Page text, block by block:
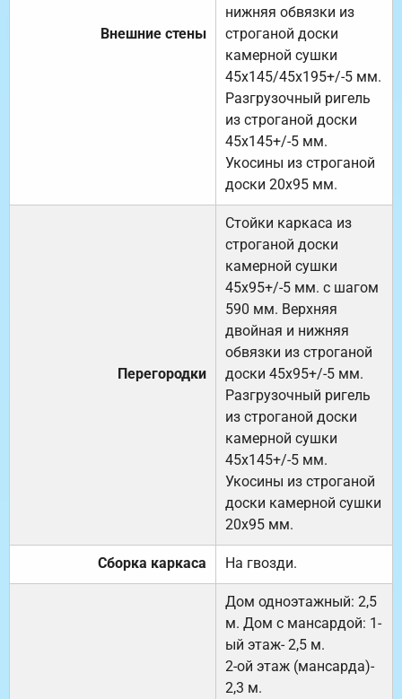
Внешние стены
нижняя обвязки из
строганой доски
камерной сушки
45х145/45х195+/-5 мм.
Разгрузочный ригель
из строганой доски
45х145+/-5 мм.
Укосины из строганой
доски 20х95 мм.
Перегородки
Стойки каркаса из
строганой доски
камерной сушки
45х95+/-5 мм. с шагом
590 мм. Верхняя
двойная и нижняя
обвязки из строганой
доски 45х95+/-5 мм.
Разгрузочный ригель
из строганой доски
камерной сушки
45х145+/-5 мм.
Укосины из строганой
доски камерной сушки
20х95 мм.
Сборка каркаса На гвозди.
Дом одноэтажный: 2,5
м. Дом с мансардой: 1-
ый этаж- 2,5 м.
2-ой этаж (мансарда)-
2,3 м.